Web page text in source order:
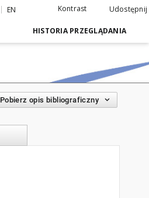
EN Kontrast Udostępnij
HISTORIA PRZEGLĄDANIA
Pobierz opis bibliograficzny